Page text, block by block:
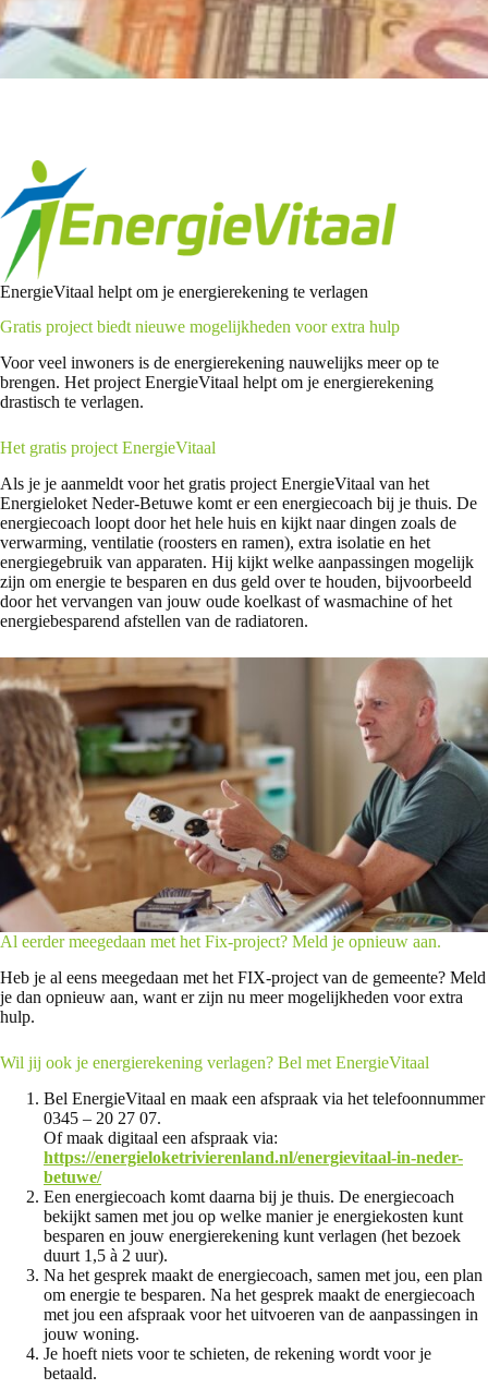
EnergieVitaal helpt om je energierekening te verlagen
Gratis project biedt nieuwe mogelijkheden voor extra hulp
Voor veel inwoners is de energierekening nauwelijks meer op te
brengen. Het project EnergieVitaal helpt om je energierekening
drastisch te verlagen.
Het gratis project EnergieVitaal
Als je je aanmeldt voor het gratis project EnergieVitaal van het
Energieloket Neder-Betuwe komt er een energiecoach bij je thuis. De
energiecoach loopt door het hele huis en kijkt naar dingen zoals de
verwarming, ventilatie (roosters en ramen), extra isolatie en het
energiegebruik van apparaten. Hij kijkt welke aanpassingen mogelijk
zijn om energie te besparen en dus geld over te houden, bijvoorbeeld
door het vervangen van jouw oude koelkast of wasmachine of het
energiebesparend afstellen van de radiatoren.
Al eerder meegedaan met het Fix-project? Meld je opnieuw aan.
Heb je al eens meegedaan met het FIX-project van de gemeente? Meld
je dan opnieuw aan, want er zijn nu meer mogelijkheden voor extra
hulp.
Wil jij ook je energierekening verlagen? Bel met EnergieVitaal
Bel EnergieVitaal en maak een afspraak via het telefoonnummer
0345 – 20 27 07.
Of maak digitaal een afspraak via:
https://energieloketrivierenland.nl/energievitaal-in-neder-
betuwe/
Een energiecoach komt daarna bij je thuis. De energiecoach
bekijkt samen met jou op welke manier je energiekosten kunt
besparen en jouw energierekening kunt verlagen (het bezoek
duurt 1,5 à 2 uur).
Na het gesprek maakt de energiecoach, samen met jou, een plan
om energie te besparen. Na het gesprek maakt de energiecoach
met jou een afspraak voor het uitvoeren van de aanpassingen in
jouw woning.
Je hoeft niets voor te schieten, de rekening wordt voor je
betaald.